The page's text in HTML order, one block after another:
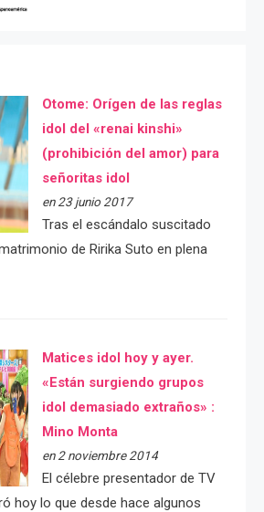
Otome: Orígen de las reglas
idol del «renai kinshi»
(prohibición del amor) para
señoritas idol
en 23 junio 2017
Tras el escándalo suscitado
de Ririka Suto en plena
Matices idol hoy y ayer.
«Están surgiendo grupos
idol demasiado extraños» :
Mino Monta
en 2 noviembre 2014
El célebre presentador de TV
hoy lo que desde hace algunos